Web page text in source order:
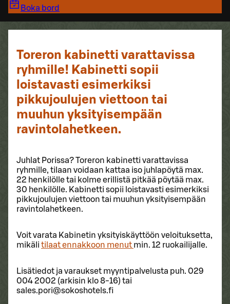
Boka bord
Toreron kabinetti varattavissa
ryhmille! Kabinetti sopii
loistavasti esimerkiksi
pikkujoulujen viettoon tai
muuhun yksityisempään
ravintolahetkeen.
Juhlat Porissa? Toreron kabinetti varattavissa
ryhmille, tilaan voidaan kattaa iso juhlapöytä max.
22 henkilölle tai kolme erillistä pitkää pöytää max.
30 henkilölle. Kabinetti sopii loistavasti esimerkiksi
pikkujoulujen viettoon tai muuhun yksityisempään
ravintolahetkeen.
Voit varata Kabinetin yksityiskäyttöön veloituksetta,
mikäli tilaat ennakkoon menut min. 12 ruokailijalle.
Lisätiedot ja varaukset myyntipalvelusta puh. 029
004 2002 (arkisin klo 8-16) tai
sales.pori@sokoshotels.fi